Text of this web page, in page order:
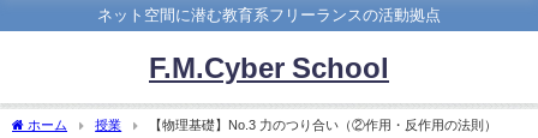
ネット空間に潜む教育系フリーランスの活動拠点
F.M.Cyber School
ホーム 授業 【物理基礎】No.3 力のつり合い（②作用・反作用の法則）